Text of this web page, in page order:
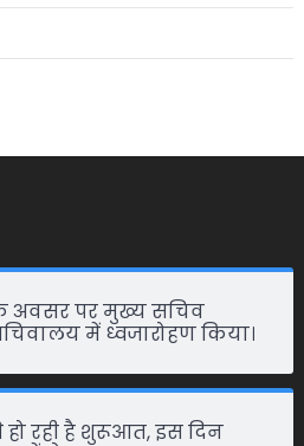
अवसर पर मुख्य सचिव
में ध्वजारोहण किया।
रही है शुरूआत, इस दिन